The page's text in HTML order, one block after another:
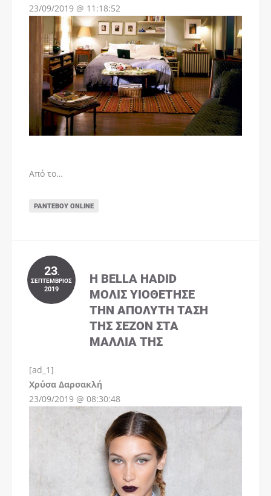
23/09/2019 @ 11:18:52
Από το…
ΡΑΝΤΕΒΟΎ ONLINE
23.
ΣΕΠΤΈΜΒΡΙΟΣ
2019
Η BELLA HADID
ΜΌΛΙΣ ΥΙΟΘΈΤΗΣΕ
ΤΗΝ ΑΠΌΛΥΤΗ ΤΆΣΗ
ΤΗΣ ΣΕΖΌΝ ΣΤΑ
ΜΑΛΛΙΆ ΤΗΣ
[ad_1]
Χρύσα Δαρσακλή
23/09/2019 @ 08:30:48